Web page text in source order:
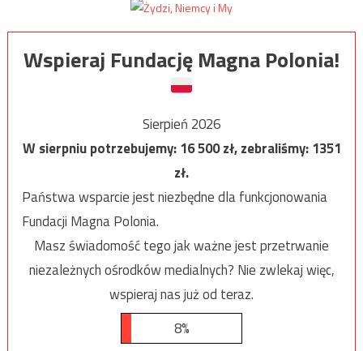
Wspieraj Fundację Magna Polonia!
Sierpień 2026
W sierpniu potrzebujemy:16 500zł, zebraliśmy:1351
zł.
Państwa wsparcie jest niezbędne dla funkcjonowania
Fundacji Magna Polonia.
Masz świadomość tego jak ważne jest przetrwanie
niezależnych ośrodków medialnych? Nie zwlekaj więc,
wspieraj nas już od teraz.
8%